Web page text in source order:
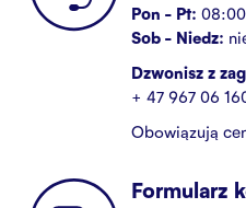
Pon - Pt:
Sob - Niedz:
Dzwonisz z
+ 47 967 06
Obowiązują
Formularz